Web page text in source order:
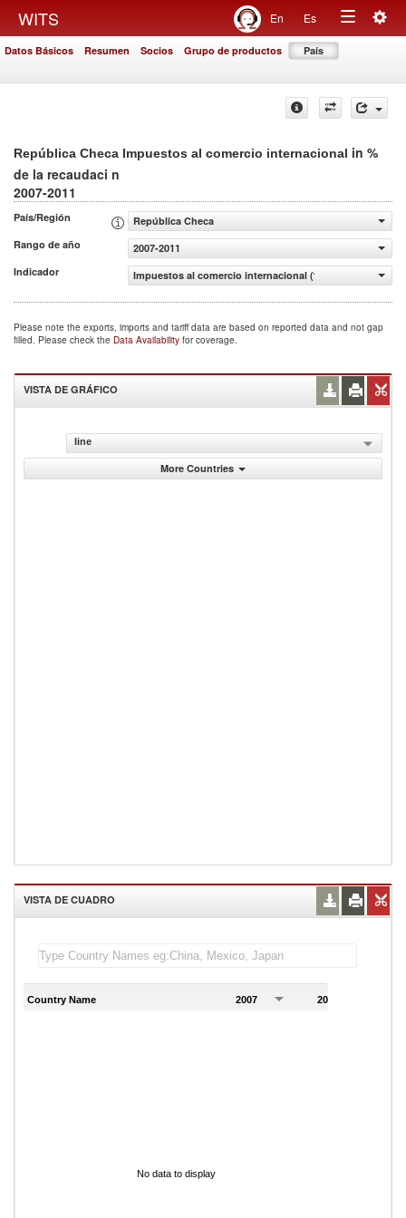
WITS En Es
Toggle
Datos Básicos Resumen Socios Grupo de productos País
República Checa Impuestos al comercio internacional in %
de la recaudaci n
2007-2011
País/Región
República Checa
Rango de año
2007-2011
Indicador
Impuestos al comercio internacional (% de la recaudaci
Please note the exports, imports and tariff data are based on reported data and not gap
filled. Please check the Data Availability for coverage.
VISTA DE GRÁFICO
line
More Countries
VISTA DE CUADRO
Country Name 2007 2008
No data to display